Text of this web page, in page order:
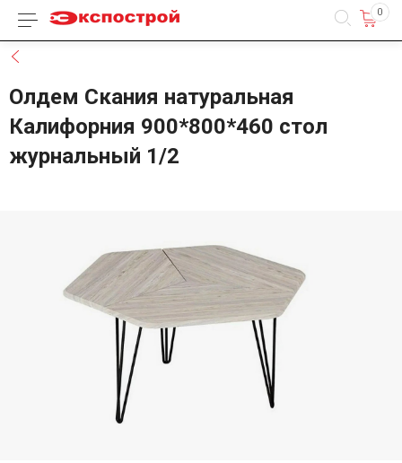
Каталог товаров 0
Олдем Скания натуральная
Калифорния 900*800*460 стол
журнальный 1/2